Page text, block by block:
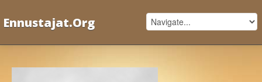
Ennustajat.Org